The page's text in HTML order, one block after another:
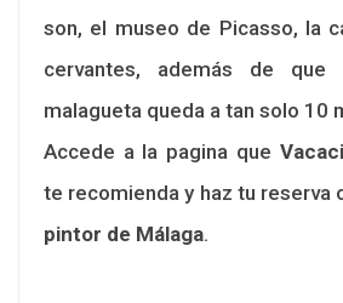
son, el museo de Picasso, la
cervantes, además de
malagueta queda a tan solo 10
Accede a la pagina que
te recomienda y haz tu reserva
pintor de Málaga.